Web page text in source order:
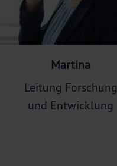
Martina
Leitung Forschung
und Entwicklung